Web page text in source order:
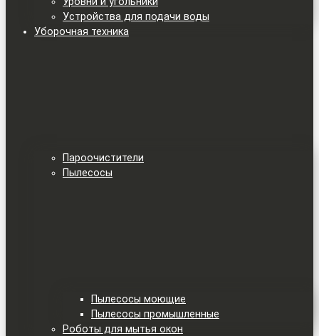
Устройства для подачи воды
Уборочная техника
Пароочистители
Пылесосы
Пылесосы моющие
Пылесосы промышленные
Роботы для мытья окон